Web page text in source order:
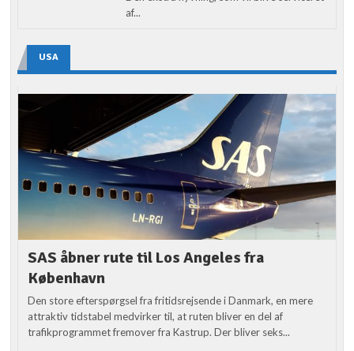
af...
USA
SAS åbner rute til Los Angeles fra
København
Den store efterspørgsel fra fritidsrejsende i Danmark, en mere
attraktiv tidstabel medvirker til, at ruten bliver en del af
trafikprogrammet fremover fra Kastrup. Der bliver seks...